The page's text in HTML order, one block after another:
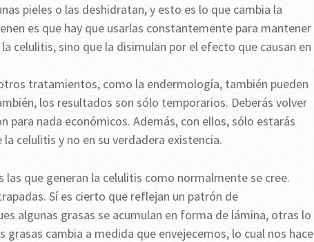
pieles o las deshidratan, y esto es lo que cambia la
es que hay que usarlas constantemente para mantener
celulitis, sino que la disimulan por el efecto que causan en
tratamientos, como la endermología, también pueden
los resultados son sólo temporarios. Deberás volver
para nada económicos. Además, con ellos, sólo estarás
celulitis y no en su verdadera existencia.
las que generan la celulitis como normalmente se cree.
Sí es cierto que reflejan un patrón de
algunas grasas se acumulan en forma de lámina, otras lo
grasas cambia a medida que envejecemos, lo cual nos hace